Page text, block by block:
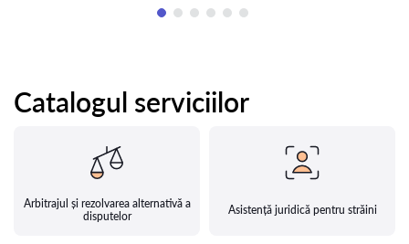
Catalogul serviciilor
Arbitrajul și rezolvarea alternativă a
disputelor
Asistență juridică pentru străini